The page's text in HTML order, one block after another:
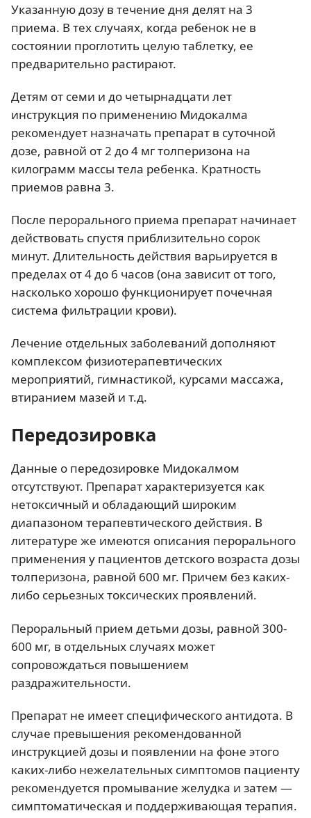
Указанную дозу в течение дня делят на 3
приема. В тех случаях, когда ребенок не в
состоянии проглотить целую таблетку, ее
предварительно растирают.
Детям от семи и до четырнадцати лет
инструкция по применению Мидокалма
рекомендует назначать препарат в суточной
дозе, равной от 2 до 4 мг толперизона на
килограмм массы тела ребенка. Кратность
приемов равна 3.
После перорального приема препарат начинает
действовать спустя приблизительно сорок
минут. Длительность действия варьируется в
пределах от 4 до 6 часов (она зависит от того,
насколько хорошо функционирует почечная
система фильтрации крови).
Лечение отдельных заболеваний дополняют
комплексом физиотерапевтических
мероприятий, гимнастикой, курсами массажа,
втиранием мазей и т.д.
Передозировка
Данные о передозировке Мидокалмом
отсутствуют. Препарат характеризуется как
нетоксичный и обладающий широким
диапазоном терапевтического действия. В
литературе же имеются описания перорального
применения у пациентов детского возраста дозы
толперизона, равной 600 мг. Причем без каких-
либо серьезных токсических проявлений.
Пероральный прием детьми дозы, равной 300-
600 мг, в отдельных случаях может
сопровождаться повышением
раздражительности.
Препарат не имеет специфического антидота. В
случае превышения рекомендованной
инструкцией дозы и появлении на фоне этого
каких-либо нежелательных симптомов пациенту
рекомендуется промывание желудка и затем —
симптоматическая и поддерживающая терапия.